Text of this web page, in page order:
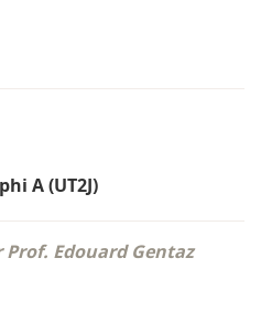
A (UT2J)
Prof. Edouard Gentaz